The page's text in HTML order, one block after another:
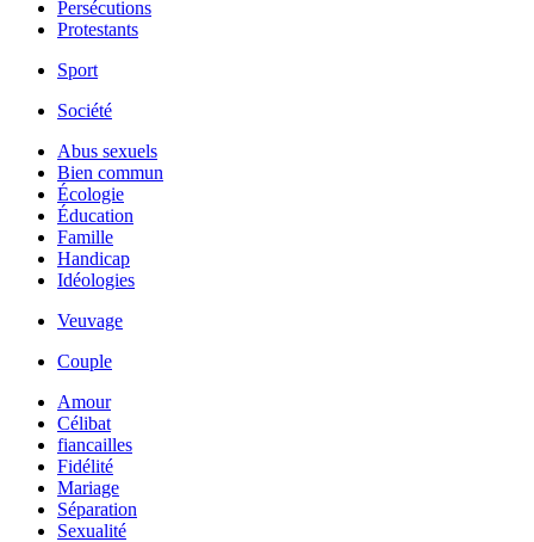
Persécutions
Protestants
Sport
Société
Abus sexuels
Bien commun
Écologie
Éducation
Famille
Handicap
Idéologies
Veuvage
Couple
Amour
Célibat
fiancailles
Fidélité
Mariage
Séparation
Sexualité